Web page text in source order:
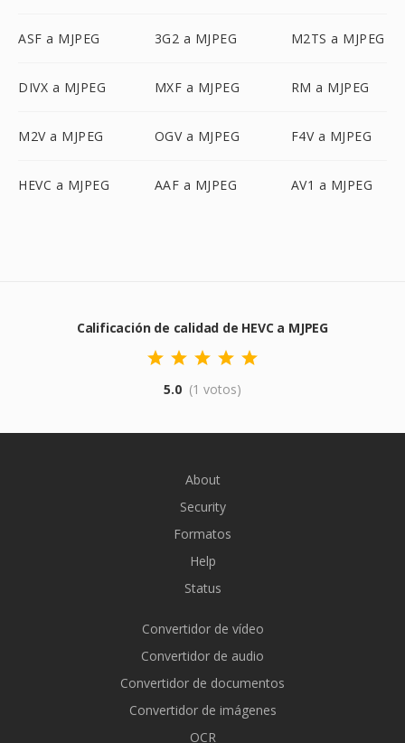
ASF a MJPEG 3G2 a MJPEG M2TS a MJPEG
DIVX a MJPEG MXF a MJPEG RM a MJPEG
M2V a MJPEG OGV a MJPEG F4V a MJPEG
HEVC a MJPEG AAF a MJPEG AV1 a MJPEG
Calificación de calidad de HEVC a MJPEG
5.0 (1 votos)
About
Security
Formatos
Help
Status
Convertidor de vídeo
Convertidor de audio
Convertidor de documentos
Convertidor de imágenes
OCR